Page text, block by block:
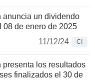
anuncia un dividendo
08 de enero de 2025
11/12/24
CI
los resultados
finalizados el 30 de